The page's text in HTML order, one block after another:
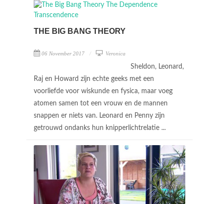
THE BIG BANG THEORY
06 November 2017 Veronica
Sheldon, Leonard,
Raj en Howard zijn echte geeks met een
voorliefde voor wiskunde en fysica, maar voeg
atomen samen tot een vrouw en de mannen
snappen er niets van. Leonard en Penny zijn
getrouwd ondanks hun knipperlichtrelatie ...